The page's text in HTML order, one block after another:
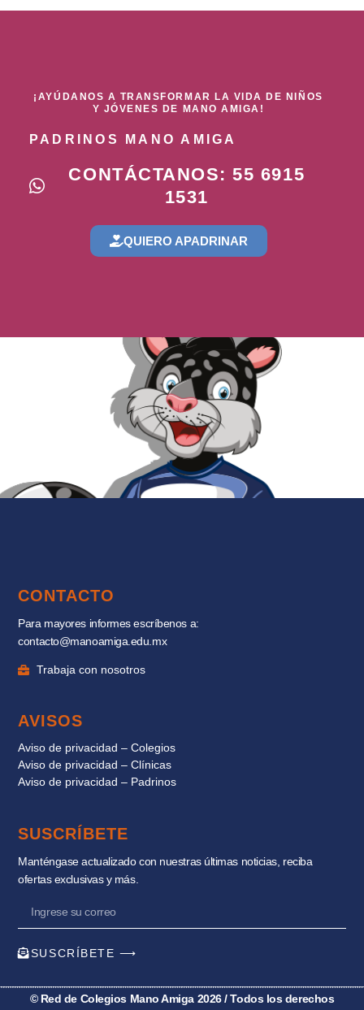
¡AYÚDANOS A TRANSFORMAR LA VIDA DE NIÑOS
Y JÓVENES DE MANO AMIGA!
PADRINOS MANO AMIGA
CONTÁCTANOS: 55 6915
1531
QUIERO APADRINAR
CONTACTO
Para mayores informes escríbenos a:
contacto@manoamiga.edu.mx
Trabaja con nosotros
AVISOS
Aviso de privacidad – Colegios
Aviso de privacidad – Clínicas
Aviso de privacidad – Padrinos
SUSCRÍBETE
Manténgase actualizado con nuestras últimas noticias, reciba
ofertas exclusivas y más.
SUSCRÍBETE ⟶
© Red de Colegios Mano Amiga 2026 / Todos los derechos